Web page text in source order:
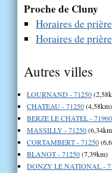
Proche de Cluny
Horaires de
Horaires de
Autres villes
LOURNAND - 71250
CHATEAU - 71250(4,58km)
BERZE LE CHATEL - 71960
MASSILLY - 71250
CORTAMBERT - 71250
BLANOT - 71250(7,39km)
DONZY LE NATIONAL -